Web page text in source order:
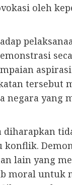
oleh
tersebut
negara
diharapkan
lain yang
moral untuk